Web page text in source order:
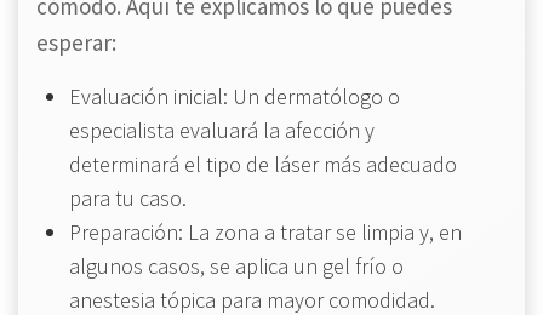
cómodo. Aquí te explicamos lo que puedes
esperar:
Evaluación inicial: Un dermatólogo o
especialista evaluará la afección y
determinará el tipo de láser más adecuado
para tu caso.
Preparación: La zona a tratar se limpia y, en
algunos casos, se aplica un gel frío o
anestesia tópica para mayor comodidad.